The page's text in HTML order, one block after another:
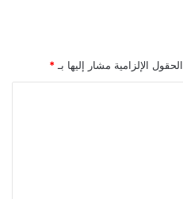
الحقول الإلزامية مشار إليها بـ *